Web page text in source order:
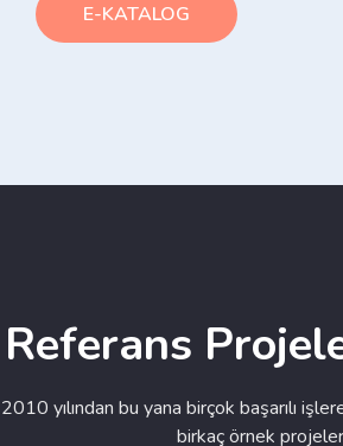
E-KATALOG
Referans
2010 yılından bu yana birçok başarılı
birkaç örnek